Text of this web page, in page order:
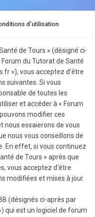
d’utilisation
de Tours » (désigné ci-
Forum du Tutorat de Santé
»), vous acceptez d’être
suivantes. Si vous
de toutes les
et accéder à « Forum
modifier ces
nous essaierons de vous
nous vous conseillons de
En effet, si vous continuez
de Tours » après que
vous acceptez d’être
modifiées et mises à jour.
(désignés ci-après par
qui est un logiciel de forum